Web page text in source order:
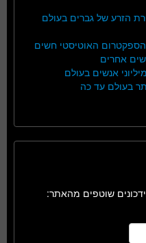
הזרע של גברים בעולם
האוטיסטי חשים
אחרים
אנשים בעולם
בעולם עד כה
שוטפים מהאתר: